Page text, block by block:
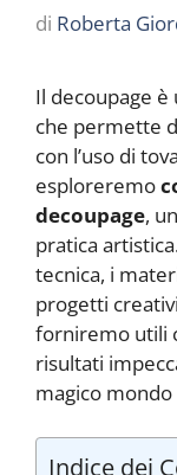
di Roberta
Il decoupage è
che permette
con l’uso di
esploreremo
decoupage,
pratica
tecnica, i
progetti
forniremo utili
risultati
magico
Indice dei